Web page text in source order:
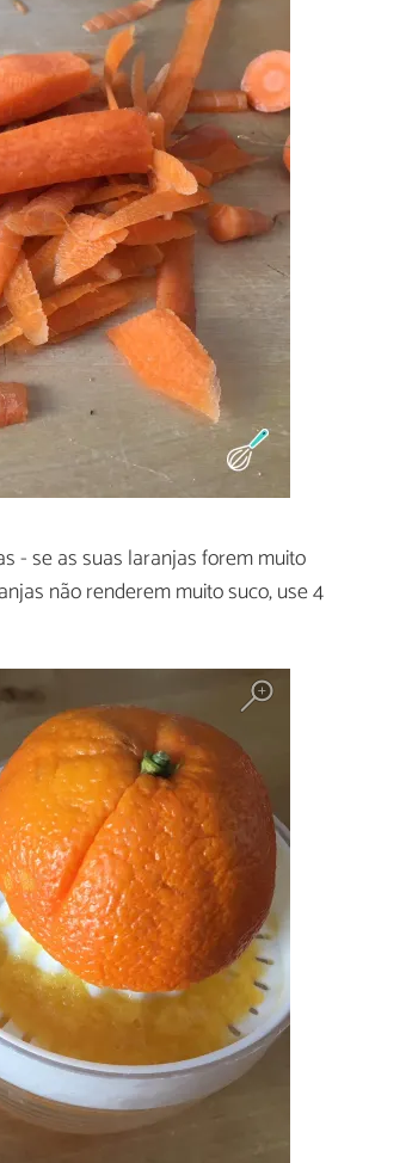
- se as suas laranjas forem muito
não renderem muito suco, use 4